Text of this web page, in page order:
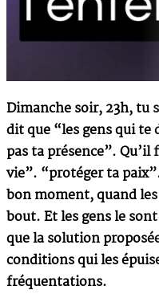
Dimanche soir, 23h, tu
dit que “les gens qui
pas ta présence”.
vie”. “protéger ta
bon moment, quand
bout. Et les gens le
que la solution
conditions qui les
fréquentations.